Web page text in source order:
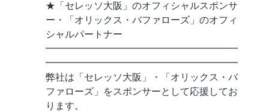
★「セレッソ大阪」のオフィシャルスポンサ
ー・「オリックス・バファローズ」のオフィ
シャルパートナー
━━━━━━━━━━━━━━━━━━━━
━━━━━━━━━━━━━━━━━━━━
弊社は「セレッソ大阪」・「オリックス・バ
ファローズ」をスポンサーとして応援してお
ります。